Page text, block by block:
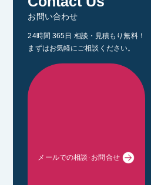
お問い合わせ
24時間 365日 相談・見積もり無料！
まずはお気軽にご相談ください。
メールでの相談･お問合せ